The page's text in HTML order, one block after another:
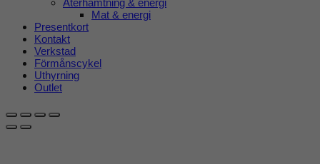
Återhämtning & energi
Mat & energi
Presentkort
Kontakt
Verkstad
Förmånscykel
Uthyrning
Outlet